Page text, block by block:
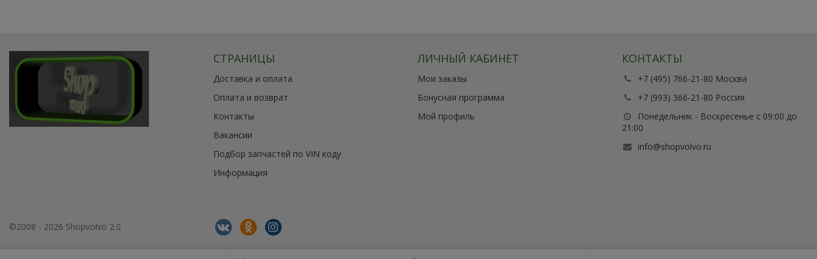
СТРАНИЦЫ
Доставка и оплата
Оплата и возврат
Контакты
Вакансии
Подбор запчастей по VIN коду
Информация
ЛИЧНЫЙ КАБИНЕТ
Мои заказы
Бонусная программа
Мой профиль
КОНТАКТЫ
+7 (495) 766-21-80 Москва
+7 (993) 366-21-80 Россия
Понедельник - Воскресенье с 09:00 до
21:00
info@shopvolvo.ru
©2008 - 2026 Shopvolvo 2.0